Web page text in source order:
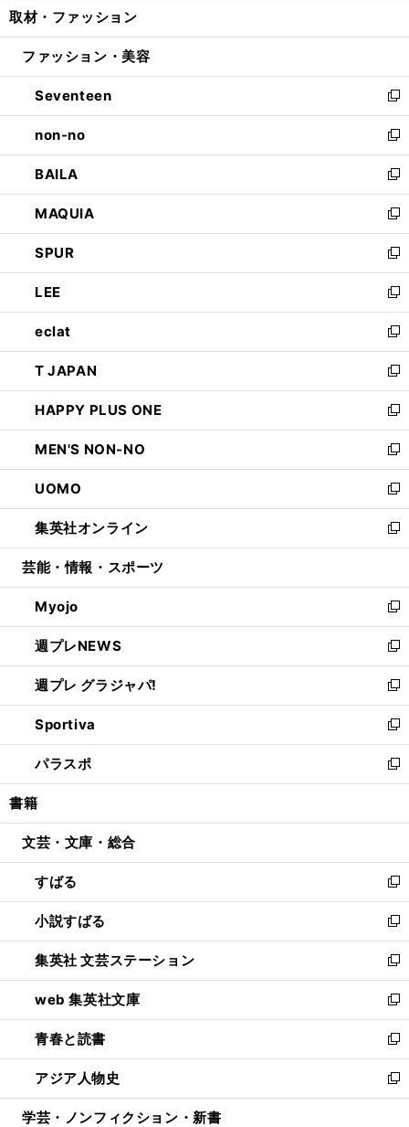
開
ウ
開
く
ン
ウ
で
開
く
ウ
ン
ド
ウ
で
開
く
取材・ファッション
ファッション・美容
Seventeen
新
し
い
ウ
ィ
ン
ド
ウ
で
開
く
non-no
新
し
い
ウ
ィ
ン
ド
ウ
で
開
く
BAILA
新
し
い
ウ
ィ
ン
ド
ウ
で
開
く
MAQUIA
新
し
い
ウ
ィ
ン
ド
ウ
で
開
く
SPUR
新
し
い
ウ
ィ
ン
ド
ウ
で
開
く
LEE
新
し
い
ウ
ィ
ン
ド
ウ
で
開
く
eclat
新
し
い
ウ
ィ
ン
ド
ウ
で
開
く
T JAPAN
新
し
い
ウ
ィ
ン
ド
ウ
で
開
HAPPY PLUS ONE
新
し
い
ウ
ィ
ン
ド
ウ
開
く
MEN'S NON-NO
新
し
い
ウ
ィ
ン
ウ
で
開
く
UOMO
新
し
い
ウ
ン
ド
ウ
で
開
く
集英社オンライン
新
し
ウ
ィ
ン
ド
ウ
で
開
く
芸能・情報・スポーツ
Myojo
新
し
い
ウ
ィ
ン
ド
ウ
で
開
週プレNEWS
新
し
い
ウ
ィ
ン
ド
ウ
開
週プレ グラジャパ!
新
し
い
ウ
ィ
ン
ウ
開
く
Sportiva
新
し
い
ウ
ン
ウ
で
開
く
パラスポ
新
し
ウ
ン
ド
ウ
で
開
く
書籍
文芸・文庫・総合
すばる
新
し
い
ウ
ィ
ン
ド
ウ
で
開
く
小説すばる
新
し
い
ウ
ィ
ン
ド
ウ
で
開
集英社 文芸ステーション
新
し
い
ウ
ィ
ン
ド
ウ
web 集英社文庫
新
し
い
ウ
ィ
ン
青春と読書
新
し
い
ウ
アジア人物史
新
し
学芸・ノンフィクション・新書